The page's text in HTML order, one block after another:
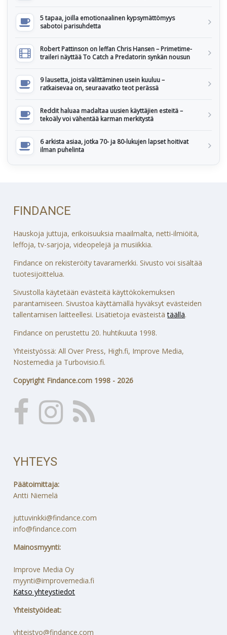
5 tapaa, joilla emotionaalinen kypsymättömyys
sabotoi parisuhdetta
Robert Pattinson on leffan Chris Hansen – Primetime-
traileri näyttää To Catch a Predatorin synkän nousun
9 lausetta, joista välittäminen usein kuuluu –
ratkaisevaa on, seuraavatko teot perässä
Reddit haluaa madaltaa uusien käyttäjien esteitä –
tekoäly voi vähentää karman merkitystä
6 arkista asiaa, jotka 70- ja 80-lukujen lapset hoitivat
ilman puhelinta
FINDANCE
Hauskoja juttuja, erikoisuuksia maailmalta, netti-ilmiöitä,
leffoja, tv-sarjoja, videopelejä ja musiikkia.
Findance on rekisteröity tavaramerkki. Sivusto voi sisältää
tuotesijoittelua.
Sivustolla käytetään evästeitä käyttökokemuksen
parantamiseen. Sivustoa käyttämällä hyväksyt evästeiden
tallentamisen laitteellesi. Lisätietoja evästeistätäällä.
Findance on perustettu 20. huhtikuuta 1998.
Yhteistyössä: All Over Press, High.fi, Improve Media,
Nostemedia ja Turbovisio.fi.
Copyright Findance.com 1998 - 2026
YHTEYS
Päätoimittaja:
Antti Niemelä
juttuvinkki@findance.com
info@findance.com
Mainosmyynti:
Improve Media Oy
myynti@improvemedia.fi
Katso yhteystiedot
Yhteistyöideat:
yhteistyo@findance.com